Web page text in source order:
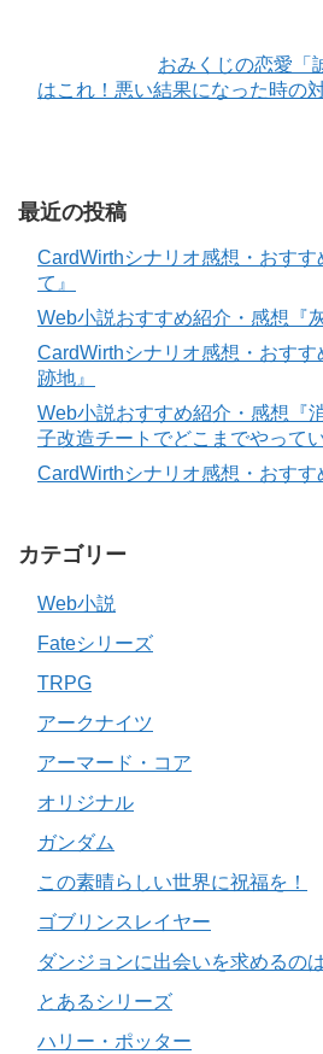
おみくじの恋愛「
はこれ！悪い結果になった時の
最近の投稿
CardWirthシナリオ感想・おすす
て』
Web小説おすすめ紹介・感想『
CardWirthシナリオ感想・おす
跡地』
Web小説おすすめ紹介・感想『
子改造チートでどこまでやって
CardWirthシナリオ感想・おすす
カテゴリー
Web小説
Fateシリーズ
TRPG
アークナイツ
アーマード・コア
オリジナル
ガンダム
この素晴らしい世界に祝福を！
ゴブリンスレイヤー
ダンジョンに出会いを求めるの
とあるシリーズ
ハリー・ポッター